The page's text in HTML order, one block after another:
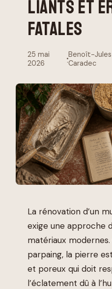
LIANTS ET
FATALES
25 mai
2026
·
Benoît-Jules
Caradec
La rénovation d’un
exige une approche
matériaux
parpaing, la pierre
et poreux qui doit
l’éclatement dû à